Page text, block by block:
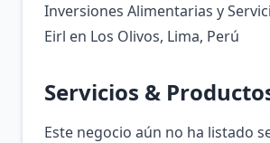
Inversiones Alimentarias y
Eirl en Los Olivos, Lima, Perú
Servicios &
Este negocio aún no ha listado